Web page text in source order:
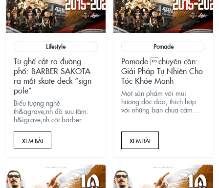
Lifestyle
Từ ghế cắt ra đường
phố: BARBER SAKOTA
ra mắt skate deck “sign
pole”
Biểu tượng nghề
th&agrave;nh đồ sưu tầm:
h&igrave;nh cột barber
cực nhận diện.
XEM BÀI
Pomade
Pomade chuyên cần:
Giải Pháp Tự Nhiên Cho
Tóc Khỏe Mạnh
Một sản phẩm với mùi
hương độc đáo, thích hợp
với những bạn chưa cảm
XEM BÀI